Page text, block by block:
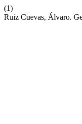
(1)
Ruiz Cuevas, Álvaro.